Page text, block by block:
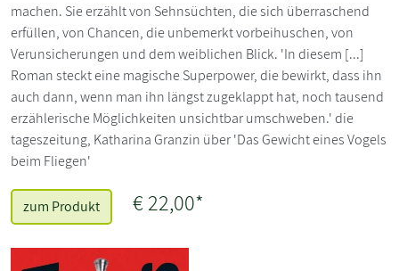
machen. Sie erzählt von Sehnsüchten, die sich überraschend
erfüllen, von Chancen, die unbemerkt vorbeihuschen, von
Verunsicherungen und dem weiblichen Blick. 'In diesem [...]
Roman steckt eine magische Superpower, die bewirkt, dass ihn
auch dann, wenn man ihn längst zugeklappt hat, noch tausend
erzählerische Möglichkeiten unsichtbar umschweben.' die
tageszeitung, Katharina Granzin über 'Das Gewicht eines Vogels
beim Fliegen'
zum Produkt € 22,00*